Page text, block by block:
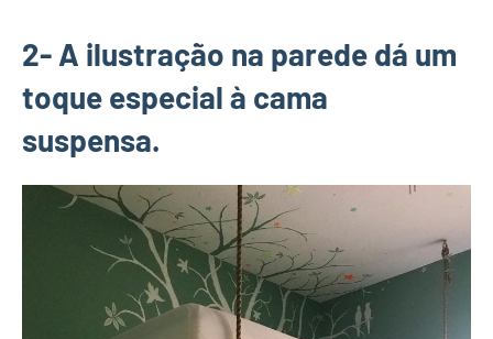
2- A ilustração na parede dá um
toque especial à cama
suspensa.